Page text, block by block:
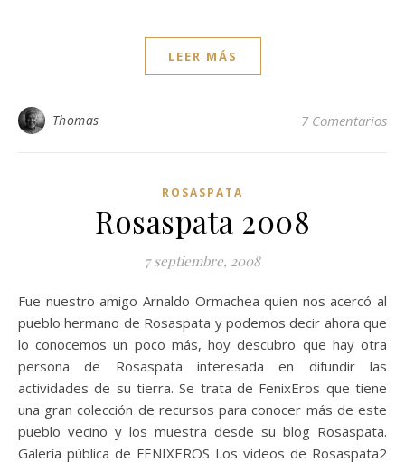
LEER MÁS
Thomas 7 Comentarios
ROSASPATA
Rosaspata 2008
7 septiembre, 2008
Fue nuestro amigo Arnaldo Ormachea quien nos acercó al
pueblo hermano de Rosaspata y podemos decir ahora que
lo conocemos un poco más, hoy descubro que hay otra
persona de Rosaspata interesada en difundir las
actividades de su tierra. Se trata de FenixEros que tiene
una gran colección de recursos para conocer más de este
pueblo vecino y los muestra desde su blog Rosaspata.
Galería pública de FENIXEROS Los videos de Rosaspata2